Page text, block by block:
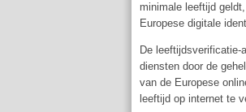
minimale leeftijd
Europese digitale
De
diensten door de
van de Europese
leeftijd op internet te